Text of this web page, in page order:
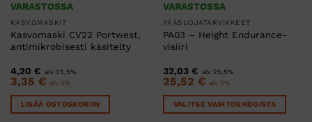
VARASTOSSA
KASVOMASKIT
Kasvomaski CV22 Portwest,
antimikrobisesti käsitelty
4,20 € alv 25,5%
3,35 € alv 0%
LISÄÄ OSTOSKORIIN
VARASTOSSA
PÄÄSUOJATARVIKKEET
PA03 – Height Endurance-
visiiri
32,03 € alv 25,5%
25,52 € alv 0%
VALITSE VAIHTOEHDOISTA